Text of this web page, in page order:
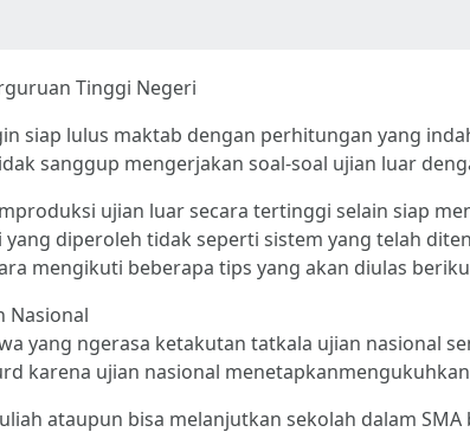
Tinggi Negeri
siap lulus maktab dengan perhitungan yang
sanggup mengerjakan soal-soal ujian luar
ujian luar secara tertinggi selain siap
diperoleh tidak seperti sistem yang telah
mengikuti beberapa tips yang akan diulas
Nasional
yang ngerasa ketakutan tatkala ujian nasional
karena ujian nasional
ataupun bisa melanjutkan sekolah dalam